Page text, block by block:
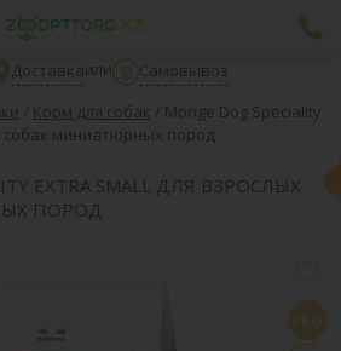
Доставкаили
Самовывоз
/ Корм для собак / Monge Dog Speciality
собак миниатюрных пород
EXTRA SMALL ДЛЯ ВЗРОСЛЫХ
ПОРОД